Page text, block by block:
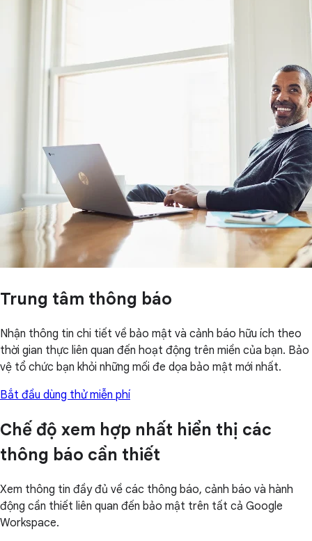
Trung tâm thông báo
Nhận thông tin chi tiết về bảo mật và cảnh báo hữu ích theo
thời gian thực liên quan đến hoạt động trên miền của bạn. Bảo
vệ tổ chức bạn khỏi những mối đe dọa bảo mật mới nhất.
Bắt đầu dùng thử miễn phí
Chế độ xem hợp nhất hiển thị các
thông báo cần thiết
Xem thông tin đầy đủ về các thông báo, cảnh báo và hành
động cần thiết liên quan đến bảo mật trên tất cả Google
Workspace.